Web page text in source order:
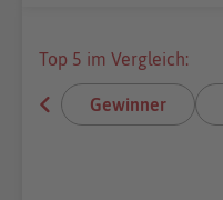
Top 5 im Vergleich:
Gewinner